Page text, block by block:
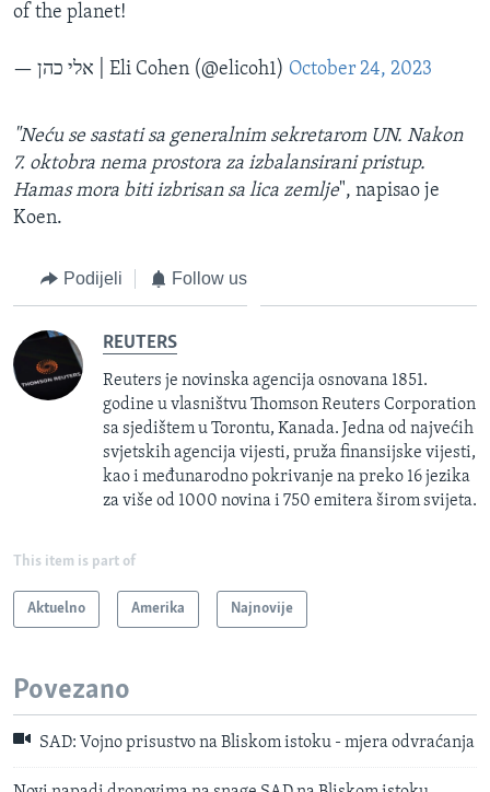
of the planet!
— אלי כהן | Eli Cohen (@elicoh1) October 24, 2023
"Neću se sastati sa generalnim sekretarom UN. Nakon
7. oktobra nema prostora za izbalansirani pristup.
Hamas mora biti izbrisan sa lica zemlje", napisao je
Koen.
Podijeli Follow us
REUTERS
Reuters je novinska agencija osnovana 1851.
godine u vlasništvu Thomson Reuters Corporation
sa sjedištem u Torontu, Kanada. Jedna od najvećih
svjetskih agencija vijesti, pruža finansijske vijesti,
kao i međunarodno pokrivanje na preko 16 jezika
za više od 1000 novina i 750 emitera širom svijeta.
This item is part of
Aktuelno Amerika Najnovije
Povezano
SAD: Vojno prisustvo na Bliskom istoku - mjera odvraćanja